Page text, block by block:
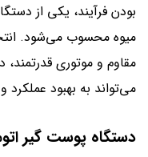
بودن فرآیند، یکی از
میوه محسوب می‌شود.
مقاوم و موتوری
می‌تواند به بهبود
دستگاه پوست گیر